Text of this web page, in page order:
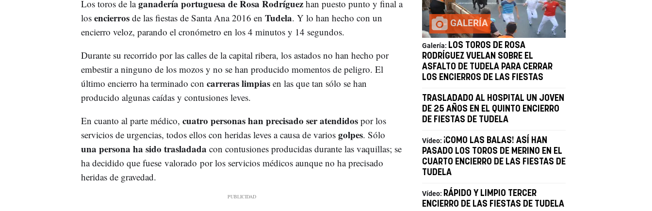
Los toros de laganadería portuguesa de Rosa Rodríguezhan puesto punto y final a
los encierros de las fiestas de Santa Ana 2016 en Tudela. Y lo han hecho con un
encierro veloz, parando el cronómetro en los 4 minutos y 14 segundos.
Durante su recorrido por las calles de la capital ribera, los astados no han hecho por
embestir a ninguno de los mozos y no se han producido momentos de peligro. El
último encierro ha terminado con carreras limpiasen las que tan sólo se han
producido algunas caídas y contusiones leves.
En cuanto al parte médico, cuatro personas han precisado ser atendidospor los
servicios de urgencias, todos ellos con heridas leves a causa de varios golpes. Sólo
una persona ha sido trasladada con contusiones producidas durante las vaquillas; se
ha decidido que fuese valorado por los servicios médicos aunque no ha precisado
heridas de gravedad.
GALERÍA
Galería: LOS TOROS DE ROSA
RODRÍGUEZ VUELAN SOBRE EL
ASFALTO DE TUDELA PARA CERRAR
LOS ENCIERROS DE LAS FIESTAS
TRASLADADO AL HOSPITAL UN JOVEN
DE 25 AÑOS EN EL QUINTO ENCIERRO
DE FIESTAS DE TUDELA
Vídeo: ¡COMO LAS BALAS! ASÍ HAN
PASADO LOS TOROS DE MERINO EN EL
CUARTO ENCIERRO DE LAS FIESTAS DE
TUDELA
Vídeo: RÁPIDO Y LIMPIO TERCER
ENCIERRO DE LAS FIESTAS DE TUDELA